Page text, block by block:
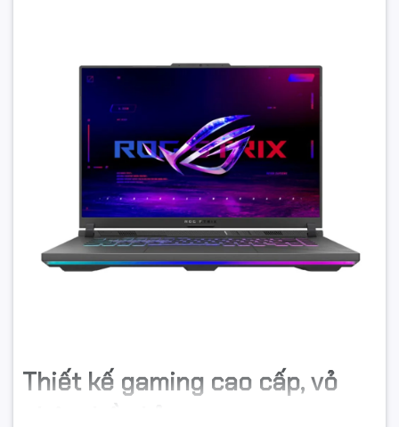
Thiết kế gaming cao cấp, vỏ